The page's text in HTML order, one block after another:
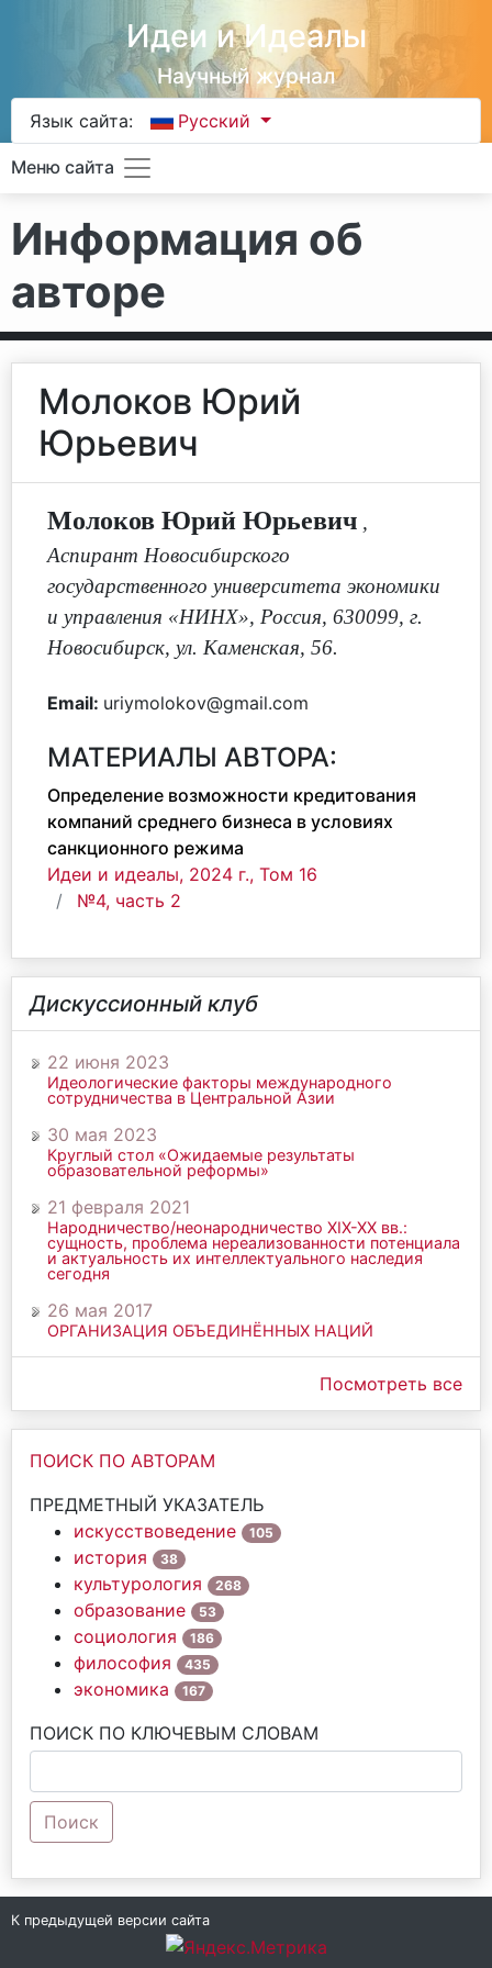
Идеи и Идеалы
Научный журнал
Язык сайта: Русский
Меню сайта
Информация об
авторе
Молоков Юрий
Юрьевич
Молоков Юрий Юрьевич ,
Аспирант Новосибирского
государственного университета экономики
и управления «НИНХ», Россия, 630099, г.
Новосибирск, ул. Каменская, 56.
Email: uriymolokov@gmail.com
МАТЕРИАЛЫ АВТОРА:
Определение возможности кредитования
компаний среднего бизнеса в условиях
санкционного режима
Идеи и идеалы, 2024 г., Том 16
№4, часть 2
Дискуссионный клуб
22 июня 2023
Идеологические факторы международного
сотрудничества в Центральной Азии
30 мая 2023
Круглый стол «Ожидаемые результаты
образовательной реформы»
21 февраля 2021
Народничество/неонародничество ХIХ-ХХ вв.:
сущность, проблема нереализованности потенциала
и актуальность их интеллектуального наследия
сегодня
26 мая 2017
ОРГАНИЗАЦИЯ ОБЪЕДИНЁННЫХ НАЦИЙ
Посмотреть все
ПОИСК ПО АВТОРАМ
ПРЕДМЕТНЫЙ УКАЗАТЕЛЬ
искусствоведение
105
история 38
культурология 268
образование 53
социология 186
философия 435
экономика 167
ПОИСК ПО КЛЮЧЕВЫМ СЛОВАМ
Поиск
К предыдущей версии сайта